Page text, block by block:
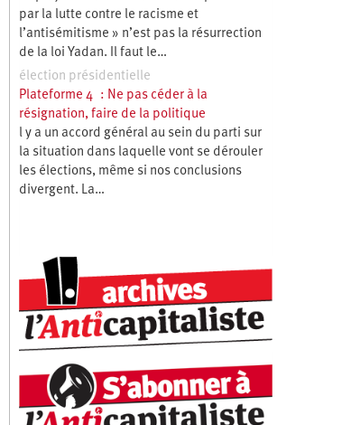
par la lutte contre le racisme et
l’antisémitisme » n’est pas la résurrection
de la loi Yadan. Il faut le…
élection présidentielle
Plateforme 4 : Ne pas céder à la
résignation, faire de la politique
l y a un accord général au sein du parti sur
la situation dans laquelle vont se dérouler
les élections, même si nos conclusions
divergent. La…